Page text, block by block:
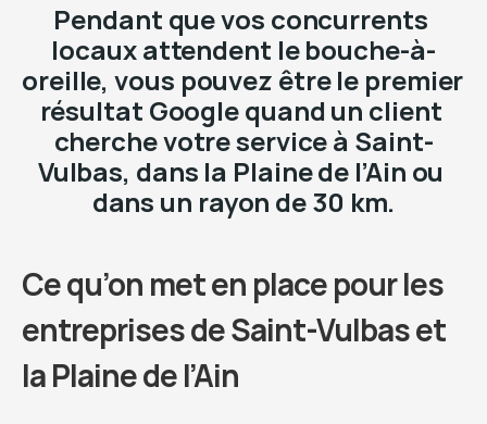
Pendant que vos concurrents
locaux attendent le bouche-à-
oreille, vous pouvez être le premier
résultat Google quand un client
cherche votre service à Saint-
Vulbas, dans la Plaine de l’Ain ou
dans un rayon de 30 km.
Ce qu’on met en place pour les
entreprises de Saint-Vulbas et
la Plaine de l’Ain